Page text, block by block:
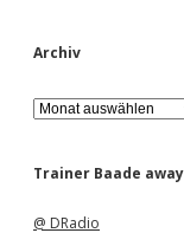
Archiv
A
r
h
Trainer Baade away
@ DRadio